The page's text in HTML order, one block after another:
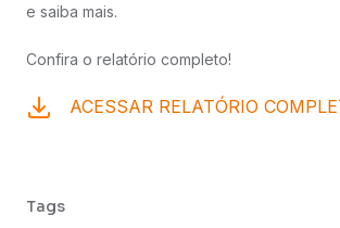
e saiba mais.
Confira o relatório completo!
ACESSAR RELATÓRIO
Tags